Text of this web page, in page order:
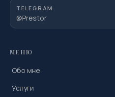
TELEGRAM
@Prestor
МЕНЮ
Обо мне
Услуги